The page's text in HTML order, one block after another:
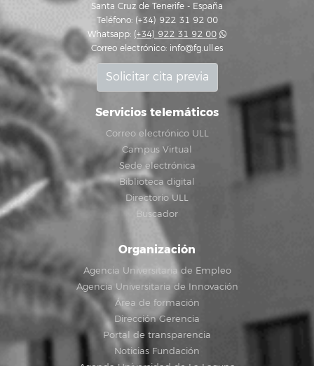
Santa Cruz de Tenerife - España
Teléfono: (+34) 922 31 92 00
Whatsapp: (+34) 922 31 92 00
Correo electrónico: info@fg.ull.es
Solicitar cita previa
Servicios telemáticos
Correo electrónico ULL
Campus Virtual
Sede electrónica
Biblioteca digital
Directorio ULL
Buscador
Organización
Agencia Universitaria de Empleo
Agencia Universitaria de Innovación
Área de formación
Dirección Gerencia
Portal de transparencia
Noticias Fundación